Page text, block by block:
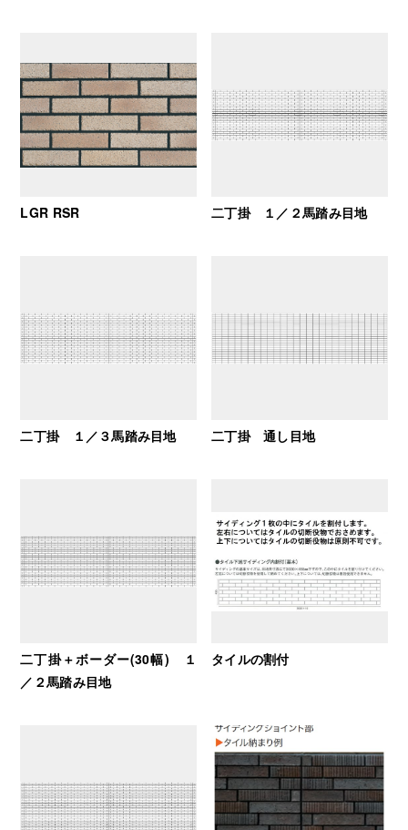
LGR RSR 二丁掛 １／２馬踏み目地
二丁掛 １／３馬踏み目地 二丁掛 通し目地
二丁掛＋ボーダー(30幅) １
／２馬踏み目地
タイルの割付